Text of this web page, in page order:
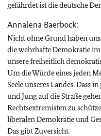
gefährdet ist die deutsche
Annalena Baerbock:
Nicht ohne Grund haben
die wehrhafte Demokratie
unsere freiheitlich
Um die Würde eines jeden
Seele unseres Landes. Dass
und Jung auf die Straße
Rechtsextremisten zu
liberalen Demokratie und
Das gibt Zuversicht.